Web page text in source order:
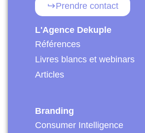
Prendre contact
L'Agence Dekuple
Références
Livres blancs et webinars
Articles
Branding
Consumer Intelligence